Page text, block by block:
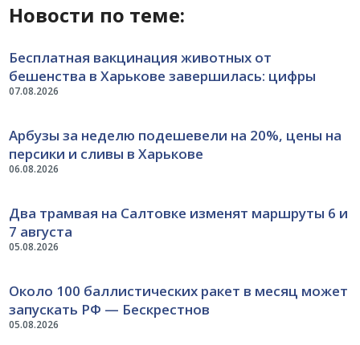
Новости по теме:
07.08.2026
Бесплатная вакцинация животных от
бешенства в Харькове завершилась: цифры
06.08.2026
Арбузы за неделю подешевели на 20%, цены на
персики и сливы в Харькове
05.08.2026
Два трамвая на Салтовке изменят маршруты 6 и
7 августа
05.08.2026
Около 100 баллистических ракет в месяц может
запускать РФ — Бескрестнов